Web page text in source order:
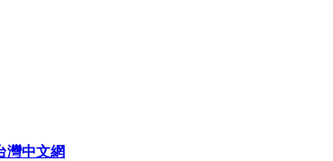
灣中文網